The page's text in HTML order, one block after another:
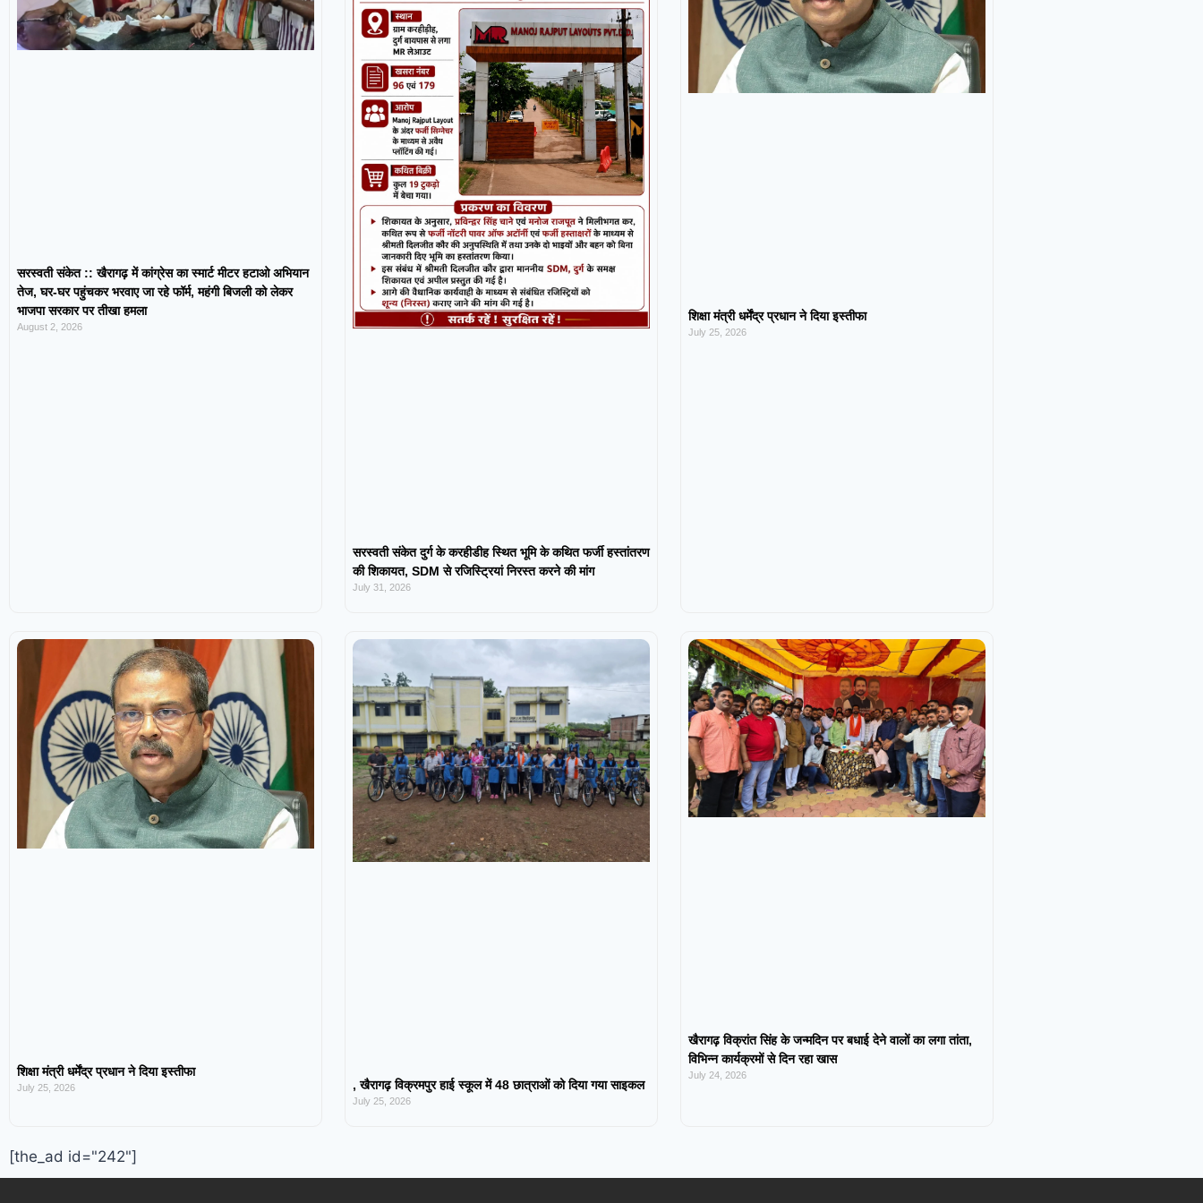
सरस्वती संकेत :: खैरागढ़ में कांग्रेस का स्मार्ट मीटर हटाओ अभियान
तेज, घर-घर पहुंचकर भरवाए जा रहे फॉर्म, महंगी बिजली को लेकर
भाजपा सरकार पर तीखा हमला
August 2, 2026
सरस्वती संकेत दुर्ग के करहीडीह स्थित भूमि के कथित फर्जी हस्तांतरण
की शिकायत, SDM से रजिस्ट्रियां निरस्त करने की मांग
July 31, 2026
शिक्षा मंत्री धर्मेंद्र प्रधान ने दिया इस्तीफा
July 25, 2026
शिक्षा मंत्री धर्मेंद्र प्रधान ने दिया इस्तीफा
July 25, 2026 , खैरागढ़ विक्रमपुर हाई स्कूल में 48 छात्राओं को दिया गया साइकल
July 25, 2026
खैरागढ़ विक्रांत सिंह के जन्मदिन पर बधाई देने वालों का लगा तांता,
विभिन्न कार्यक्रमों से दिन रहा खास
July 24, 2026
[the_ad id="242"]